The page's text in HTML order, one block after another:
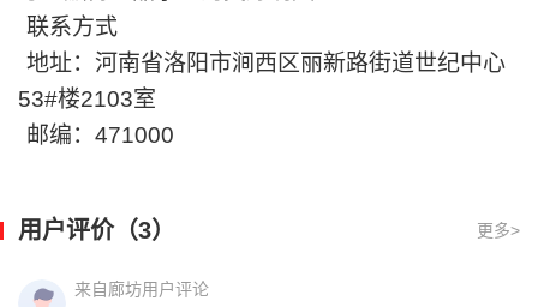
联系方式
地址：河南省洛阳市涧西区丽新路街道世纪中心
53#楼2103室
邮编： 471000
用户评价（3） 更多>
来自廊坊用户评论